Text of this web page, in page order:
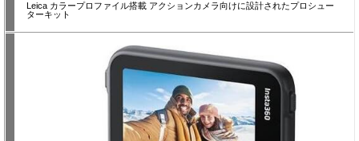
Leica カラープロファイル搭載 アクションカメラ向けに設計されたプロシュー
ターキット